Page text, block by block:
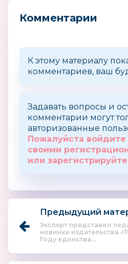
Комментарии
К этому материалу
комментариев, ваш
Задавать вопросы и
комментарии могут
авторизованные
Пожалуйста войдите
своими
или
Предыдущий
Эксперт представил
новинки издательства
Году единства...